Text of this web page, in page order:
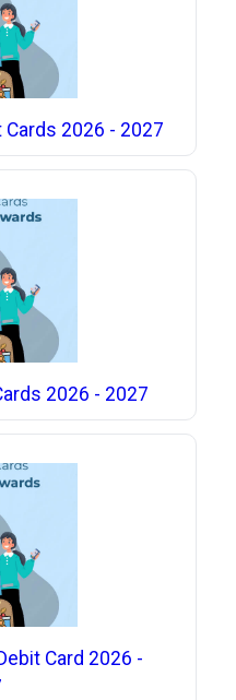
Cards 2026 - 2027
2026 - 2027
Card 2026 -